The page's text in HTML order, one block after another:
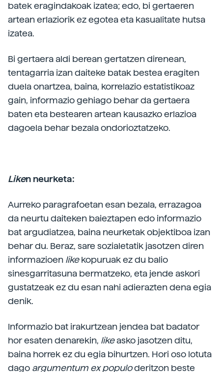
batek eragindakoak izatea; edo, bi gertaeren
artean erlaziorik ez egotea eta kasualitate hutsa
izatea.
Bi gertaera aldi berean gertatzen direnean,
tentagarria izan daiteke batak bestea eragiten
duela onartzea, baina, korrelazio estatistikoaz
gain, informazio gehiago behar da gertaera
baten eta bestearen artean kausazko erlazioa
dagoela behar bezala ondorioztatzeko.
Liken neurketa:
Aurreko paragrafoetan esan bezala, errazagoa
da neurtu daiteken baieztapen edo informazio
bat argudiatzea, baina neurketak objektiboa izan
behar du. Beraz, sare sozialetatik jasotzen diren
informazioen likekopuruak ez du balio
sinesgarritasuna bermatzeko, eta jende askori
gustatzeak ez du esan nahi adierazten dena egia
denik.
Informazio bat irakurtzean jendea bat badator
hor esaten denarekin, likeasko jasotzen ditu,
baina horrek ez du egia bihurtzen. Hori oso lotuta
dago argumentum ex populoderitzon beste